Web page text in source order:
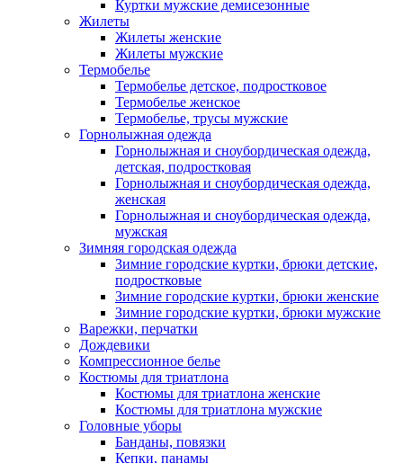
Куртки мужские демисезонные
Жилеты
Жилеты женские
Жилеты мужские
Термобелье
Термобелье детское, подростковое
Термобелье женское
Термобелье, трусы мужские
Горнолыжная одежда
Горнолыжная и сноубордическая одежда,
детская, подростковая
Горнолыжная и сноубордическая одежда,
женская
Горнолыжная и сноубордическая одежда,
мужская
Зимняя городская одежда
Зимние городские куртки, брюки детские,
подростковые
Зимние городские куртки, брюки женские
Зимние городские куртки, брюки мужские
Варежки, перчатки
Дождевики
Компрессионное белье
Костюмы для триатлона
Костюмы для триатлона женские
Костюмы для триатлона мужские
Головные уборы
Банданы, повязки
Кепки, панамы